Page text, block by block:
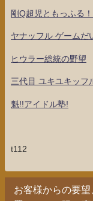
剛Q超児ともっふる！
ヤナッフル ゲームだ
ヒウラー総統の野望
三代目 ユキユキッ
魁!!アイドル塾!
t112
お客様からの要